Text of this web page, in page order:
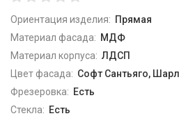
Ориентация изделия: Прямая
Материал фасада: МДФ
Материал корпуса: ЛДСП
Цвет фасада: Софт Сантьяго,
Фрезеровка: Есть
Стекла: Есть